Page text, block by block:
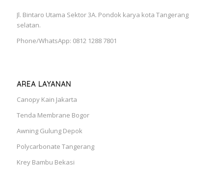
Jl. Bintaro Utama Sektor 3A. Pondok karya kota Tangerang
selatan.
Phone/WhatsApp: 0812 1288 7801
AREA LAYANAN
Canopy Kain Jakarta
Tenda Membrane Bogor
Awning Gulung Depok
Polycarbonate Tangerang
Krey Bambu Bekasi